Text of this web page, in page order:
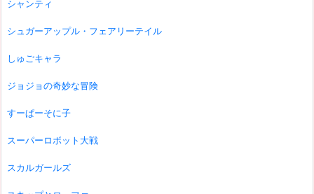
シャンティ
シュガーアップル・フェアリーテイル
しゅごキャラ
ジョジョの奇妙な冒険
すーぱーそに子
スーパーロボット大戦
スカルガールズ